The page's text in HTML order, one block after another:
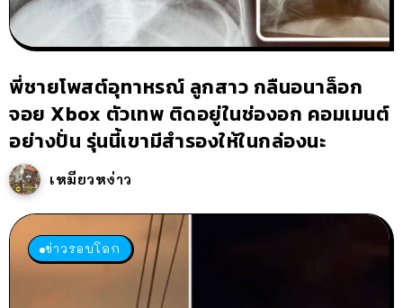
พี่ชายโพสต์อุทาหรณ์ ลูกสาว กลืนอนาล็อก
จอย Xbox ตัวเทพ ติดอยู่ในช่องอก คอมเมนต์
อย่างปั่น รุ่นนี้เขามีสำรองให้ในกล่องนะ
เหมียวหง่าว
ข่าวรอบโลก